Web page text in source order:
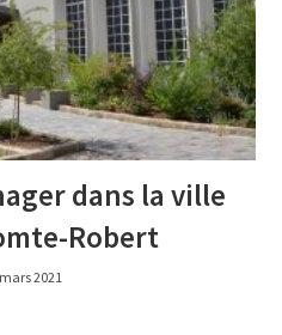
dans la ville
Robert
2021